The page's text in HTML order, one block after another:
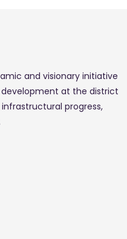
and visionary initiative
at the district
progress,